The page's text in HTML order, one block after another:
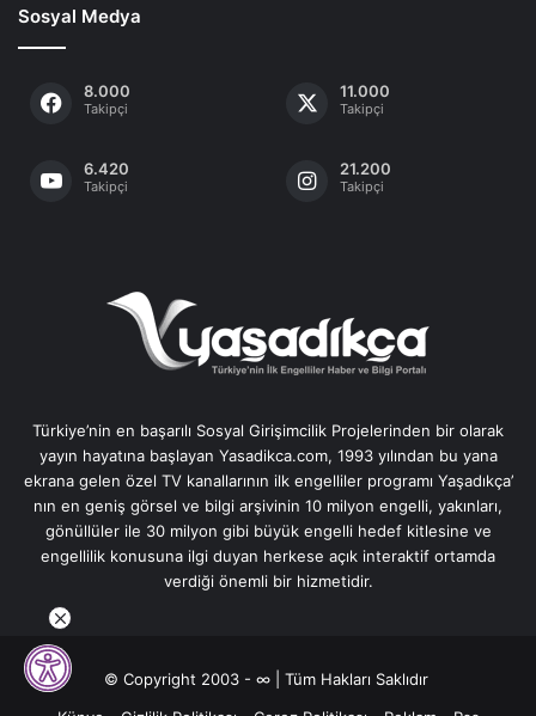
Sosyal Medya
8.000
Takipçi
11.000
Takipçi
6.420
Takipçi
21.200
Takipçi
Türkiye’nin en başarılı Sosyal Girişimcilik Projelerinden bir olarak
yayın hayatına başlayan Yasadikca.com, 1993 yılından bu yana
ekrana gelen özel TV kanallarının ilk engelliler programı Yaşadıkça’
nın en geniş görsel ve bilgi arşivinin 10 milyon engelli, yakınları,
gönüllüler ile 30 milyon gibi büyük engelli hedef kitlesine ve
engellilik konusuna ilgi duyan herkese açık interaktif ortamda
verdiği önemli bir hizmetidir.
© Copyright 2003 - ∞ | Tüm Hakları Saklıdır